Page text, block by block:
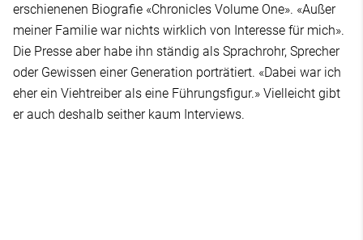
erschienenen Biografie «Chronicles Volume One». «Außer
meiner Familie war nichts wirklich von Interesse für mich».
Die Presse aber habe ihn ständig als Sprachrohr, Sprecher
oder Gewissen einer Generation porträtiert. «Dabei war ich
eher ein Viehtreiber als eine Führungsfigur.» Vielleicht gibt
er auch deshalb seither kaum Interviews.